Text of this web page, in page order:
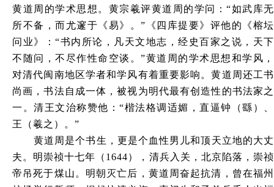
黄道周的学术思想。黄宗羲评黄道周的学问：“如武库无
所不备，而尤邃于《易》。”《四库提要》评他的《榕坛
问业》：“书内所论，凡天文地志，经史百家之说，天下
不随问，不尽作性命空谈。”黄道周的学术思想和学风，
对清代闽南地区学者和学风有着重要影响。黄道周还工书
尚画，书法自成一体，被视为明代最有创造性的书法家之
一。清王文治称赞他：“楷法格调适媚，直逼钟（繇）、
王（羲之）。”
黄道周是个书生，更是个血性男儿和顶天立地的大丈
夫。明崇祯十七年（ 1644），清兵入关，北京陷落，崇祯
帝吊死于煤山。明朝灭亡后，黄道周奋起抗清，曾在福州